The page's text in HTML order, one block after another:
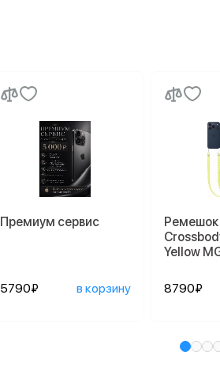
Премиум сервис
5790₽ в корзину
Ремешок
Yellow
8790₽